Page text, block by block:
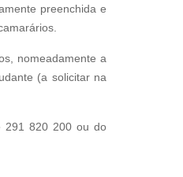
preenchida e
nomeadamente a
(a solicitar na
291 820 200 ou do